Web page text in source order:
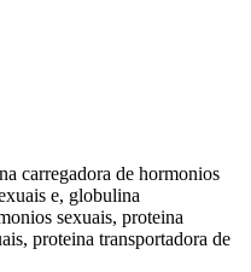
carregadora de hormonios
e, globulina
sexuais, proteina
proteina transportadora de